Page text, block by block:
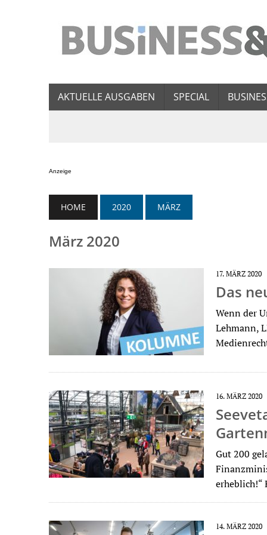
AKTUELLE AUSGABEN SPECIAL
Anzeige
HOME 2020 MÄRZ
März 2020
17. MÄRZ 2020
Das
Wenn der
Lehmann,
16. MÄRZ 2020
Gut 200
14. MÄRZ 2020